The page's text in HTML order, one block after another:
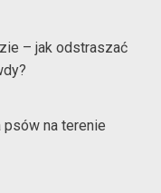
– jak odstraszać
na terenie